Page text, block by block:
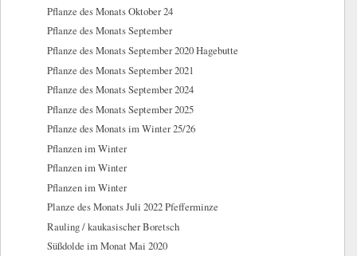
Pflanze des Monats Oktober 24
Pflanze des Monats September
Pflanze des Monats September 2020 Hagebutte
Pflanze des Monats September 2021
Pflanze des Monats September 2024
Pflanze des Monats September 2025
Pflanze des Monats im Winter 25/26
Pflanzen im Winter
Pflanzen im Winter
Pflanzen im Winter
Planze des Monats Juli 2022 Pfefferminze
Rauling / kaukasischer Boretsch
Süßdolde im Monat Mai 2020